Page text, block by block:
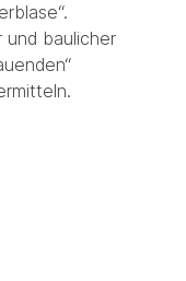
und baulicher